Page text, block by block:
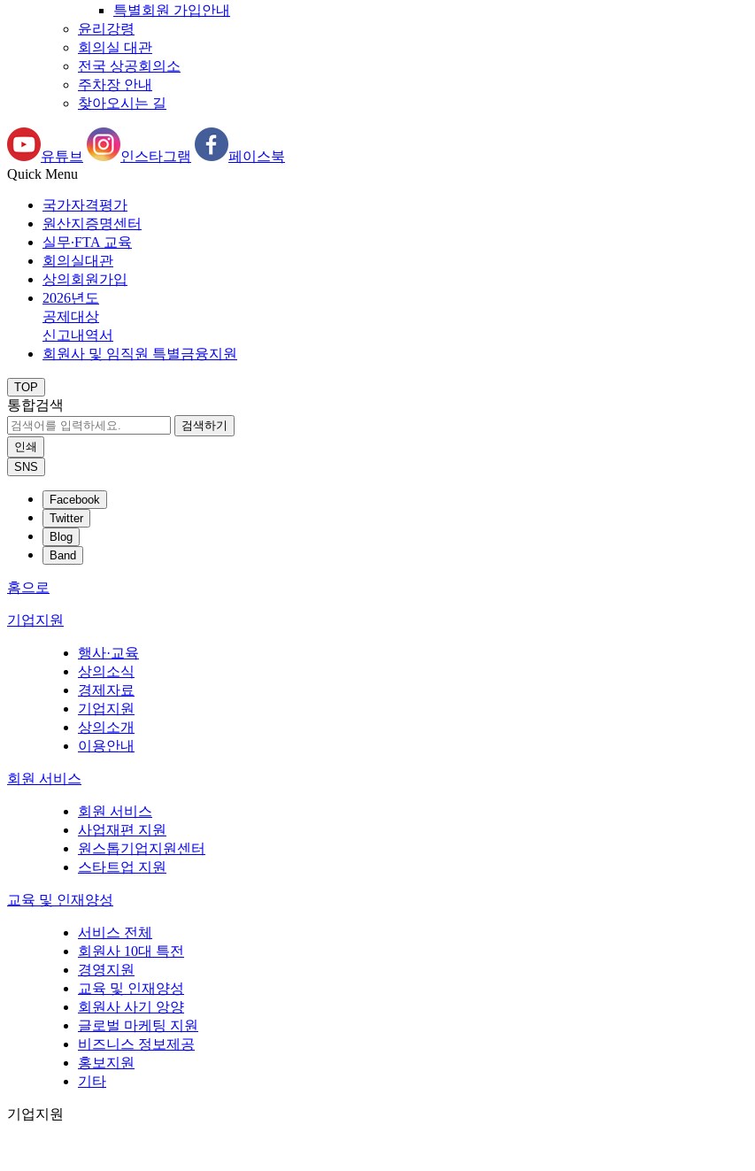
특별회원 가입안내
윤리강령
회의실 대관
전국 상공회의소
주차장 안내
찾아오시는 길
유튜브 인스타그램
페이스북
Quick Menu
국가자격평가
원산지증명센터
실무∙FTA 교육
회의실대관
상의회원가입
2026년도
공제대상
신고내역서
회원사 및 임직원 특별금융지원
TOP
통합검색
검색하기
인쇄
SNS
Facebook
Twitter
Blog
Band
홈으로
기업지원
행사·교육
상의소식
경제자료
기업지원
상의소개
이용안내
회원 서비스
회원 서비스
사업재편 지원
원스톱기업지원센터
스타트업 지원
교육 및 인재양성
서비스 전체
회원사 10대 특전
경영지원
교육 및 인재양성
회원사 사기 앙양
글로벌 마케팅 지원
비즈니스 정보제공
홍보지원
기타
기업지원